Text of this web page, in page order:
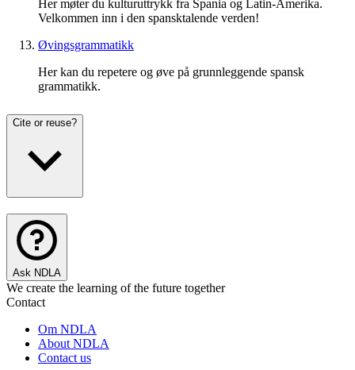
Her møter du kulturuttrykk fra Spania og Latin-Amerika.
Velkommen inn i den spansktalende verden!
Øvingsgrammatikk
Her kan du repetere og øve på grunnleggende spansk
grammatikk.
Cite or reuse?
Ask NDLA
We create the learning of the future together
Contact
Om NDLA
About NDLA
Contact us